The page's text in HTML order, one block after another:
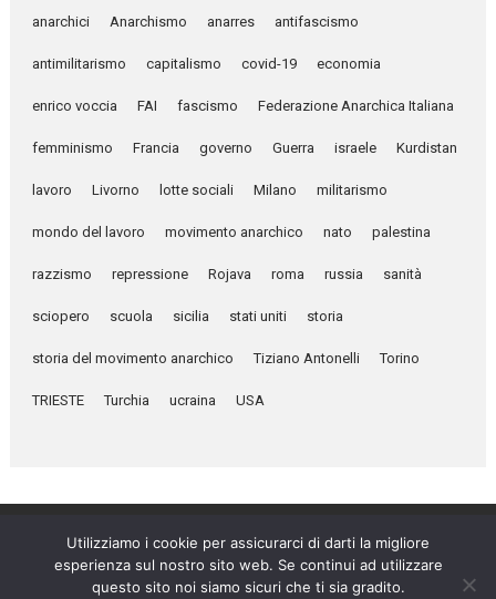
anarchici Anarchismo anarres antifascismo
antimilitarismo capitalismo covid-19 economia
enrico voccia FAI fascismo Federazione Anarchica Italiana
femminismo Francia governo Guerra israele Kurdistan
lavoro Livorno lotte sociali Milano militarismo
mondo del lavoro movimento anarchico nato palestina
razzismo repressione Rojava roma russia sanità
sciopero scuola sicilia stati uniti storia
storia del movimento anarchico Tiziano Antonelli Torino
TRIESTE Turchia ucraina USA
Umanità Nova © 2026
Utilizziamo i cookie per assicurarci di darti la migliore
esperienza sul nostro sito web. Se continui ad utilizzare
questo sito noi siamo sicuri che ti sia gradito.